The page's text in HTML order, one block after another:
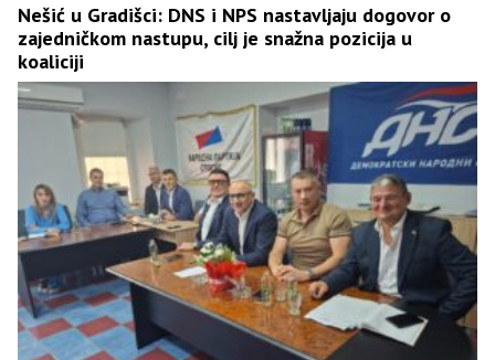
Nešić u Gradišci: DNS i NPS nastavljaju dogovor o
zajedničkom nastupu, cilj je snažna pozicija u
koaliciji